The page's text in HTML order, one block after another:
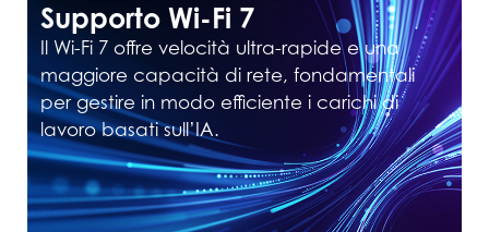
Supporto Wi-Fi 7
Il Wi-Fi 7 offre velocità ultra-rapide e una
maggiore capacità di rete, fondamentali
per gestire in modo efficiente i carichi di
lavoro basati sull’IA.